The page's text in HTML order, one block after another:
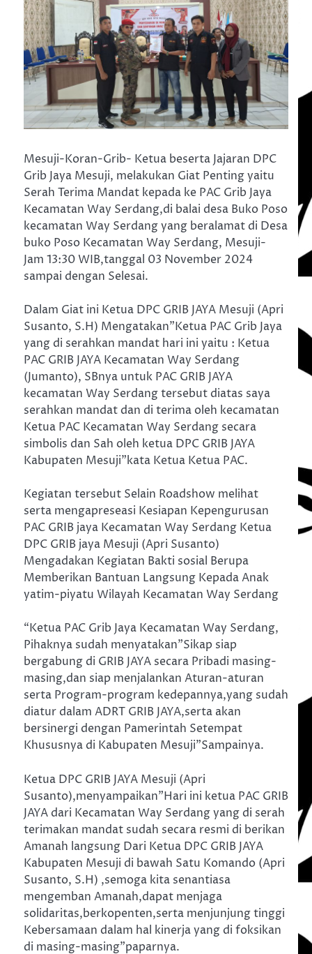
Mesuji-Koran-Grib- Ketua beserta Jajaran DPC
Grib Jaya Mesuji, melakukan Giat Penting yaitu
Serah Terima Mandat kepada ke PAC Grib Jaya
Kecamatan Way Serdang,di balai desa Buko Poso
kecamatan Way Serdang yang beralamat di Desa
buko Poso Kecamatan Way Serdang, Mesuji-
Jam 13:30 WIB,tanggal 03 November 2024
sampai dengan Selesai.
Dalam Giat ini Ketua DPC GRIB JAYA Mesuji (Apri
Susanto, S.H) Mengatakan”Ketua PAC Grib Jaya
yang di serahkan mandat hari ini yaitu : Ketua
PAC GRIB JAYA Kecamatan Way Serdang
(Jumanto), SBnya untuk PAC GRIB JAYA
kecamatan Way Serdang tersebut diatas saya
serahkan mandat dan di terima oleh kecamatan
Ketua PAC Kecamatan Way Serdang secara
simbolis dan Sah oleh ketua DPC GRIB JAYA
Kabupaten Mesuji”kata Ketua Ketua PAC.
Kegiatan tersebut Selain Roadshow melihat
serta mengapreseasi Kesiapan Kepengurusan
PAC GRIB jaya Kecamatan Way Serdang Ketua
DPC GRIB jaya Mesuji (Apri Susanto)
Mengadakan Kegiatan Bakti sosial Berupa
Memberikan Bantuan Langsung Kepada Anak
yatim-piyatu Wilayah Kecamatan Way Serdang
“Ketua PAC Grib Jaya Kecamatan Way Serdang,
Pihaknya sudah menyatakan”Sikap siap
bergabung di GRIB JAYA secara Pribadi masing-
masing,dan siap menjalankan Aturan-aturan
serta Program-program kedepannya,yang sudah
diatur dalam ADRT GRIB JAYA,serta akan
bersinergi dengan Pamerintah Setempat
Khususnya di Kabupaten Mesuji”Sampainya.
Ketua DPC GRIB JAYA Mesuji (Apri
Susanto),menyampaikan”Hari ini ketua PAC GRIB
JAYA dari Kecamatan Way Serdang yang di serah
terimakan mandat sudah secara resmi di berikan
Amanah langsung Dari Ketua DPC GRIB JAYA
Kabupaten Mesuji di bawah Satu Komando (Apri
Susanto, S.H) ,semoga kita senantiasa
mengemban Amanah,dapat menjaga
solidaritas,berkopenten,serta menjunjung tinggi
Kebersamaan dalam hal kinerja yang di foksikan
di masing-masing”paparnya.